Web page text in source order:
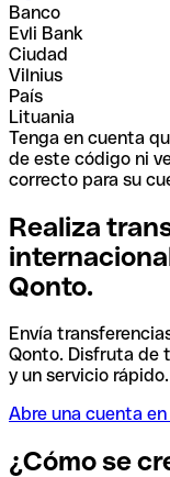
Banco
Evli Bank
Ciudad
Vilnius
País
Lituania
Tenga en cuenta
de este código ni
correcto para su
Realiza
Qonto.
Envía
Qonto. Disfruta de
y un servicio
Abre una cuenta
¿Cómo se